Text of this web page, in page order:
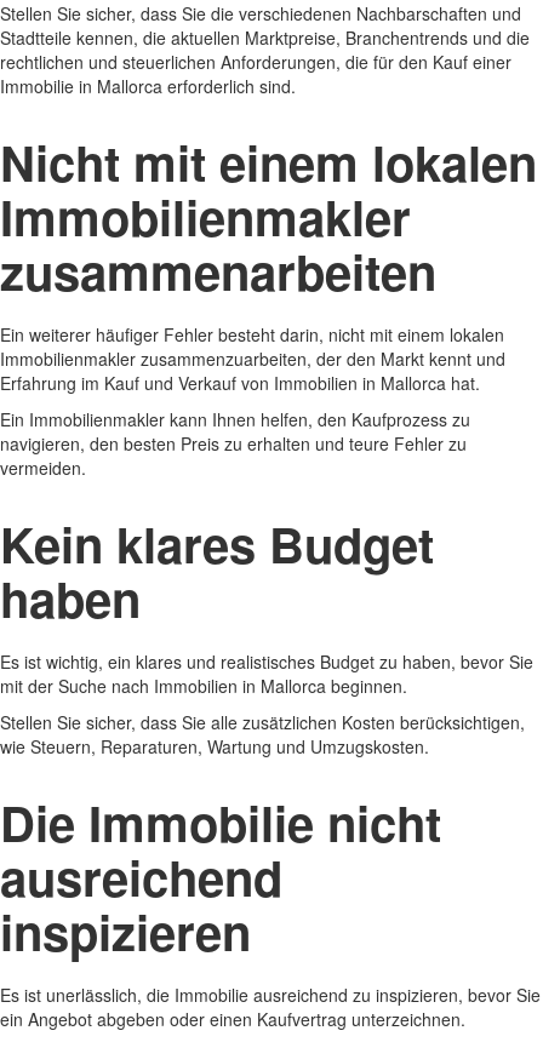
Stellen Sie sicher, dass Sie die verschiedenen Nachbarschaften und
Stadtteile kennen, die aktuellen Marktpreise, Branchentrends und die
rechtlichen und steuerlichen Anforderungen, die für den Kauf einer
Immobilie in Mallorca erforderlich sind.
Nicht mit einem lokalen
Immobilienmakler
zusammenarbeiten
Ein weiterer häufiger Fehler besteht darin, nicht mit einem lokalen
Immobilienmakler zusammenzuarbeiten, der den Markt kennt und
Erfahrung im Kauf und Verkauf von Immobilien in Mallorca hat.
Ein Immobilienmakler kann Ihnen helfen, den Kaufprozess zu
navigieren, den besten Preis zu erhalten und teure Fehler zu
vermeiden.
Kein klares Budget
haben
Es ist wichtig, ein klares und realistisches Budget zu haben, bevor Sie
mit der Suche nach Immobilien in Mallorca beginnen.
Stellen Sie sicher, dass Sie alle zusätzlichen Kosten berücksichtigen,
wie Steuern, Reparaturen, Wartung und Umzugskosten.
Die Immobilie nicht
ausreichend
inspizieren
Es ist unerlässlich, die Immobilie ausreichend zu inspizieren, bevor Sie
ein Angebot abgeben oder einen Kaufvertrag unterzeichnen.